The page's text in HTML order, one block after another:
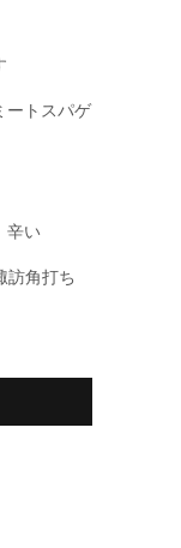
トスパゲ
い
訪角打ち